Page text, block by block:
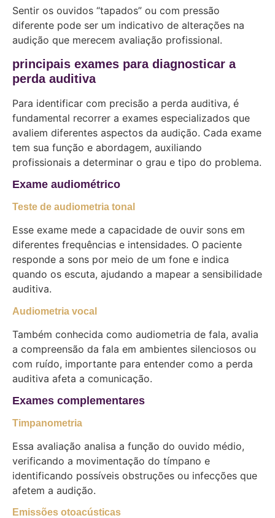
Sentir os ouvidos “tapados” ou com pressão
diferente pode ser um indicativo de alterações na
audição que merecem avaliação profissional.
principais exames para diagnosticar a
perda auditiva
Para identificar com precisão a perda auditiva, é
fundamental recorrer a exames especializados que
avaliem diferentes aspectos da audição. Cada exame
tem sua função e abordagem, auxiliando
profissionais a determinar o grau e tipo do problema.
Exame audiométrico
Teste de audiometria tonal
Esse exame mede a capacidade de ouvir sons em
diferentes frequências e intensidades. O paciente
responde a sons por meio de um fone e indica
quando os escuta, ajudando a mapear a sensibilidade
auditiva.
Audiometria vocal
Também conhecida como audiometria de fala, avalia
a compreensão da fala em ambientes silenciosos ou
com ruído, importante para entender como a perda
auditiva afeta a comunicação.
Exames complementares
Timpanometria
Essa avaliação analisa a função do ouvido médio,
verificando a movimentação do tímpano e
identificando possíveis obstruções ou infecções que
afetem a audição.
Emissões otoacústicas